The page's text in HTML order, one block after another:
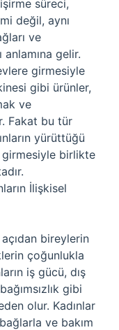
süreci,
değil, aynı
ve
gelir.
girmesiyle
gibi ürünler,
ve
Fakat bu tür
yürüttüğü
birlikte
İlişkisel
bireylerin
çoğunlukla
iş gücü, dış
gibi
olur. Kadınlar
ve bakım